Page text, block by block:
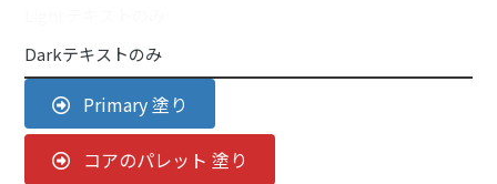
Darkテキストのみ
Primary 塗り
コアのパレット 塗り